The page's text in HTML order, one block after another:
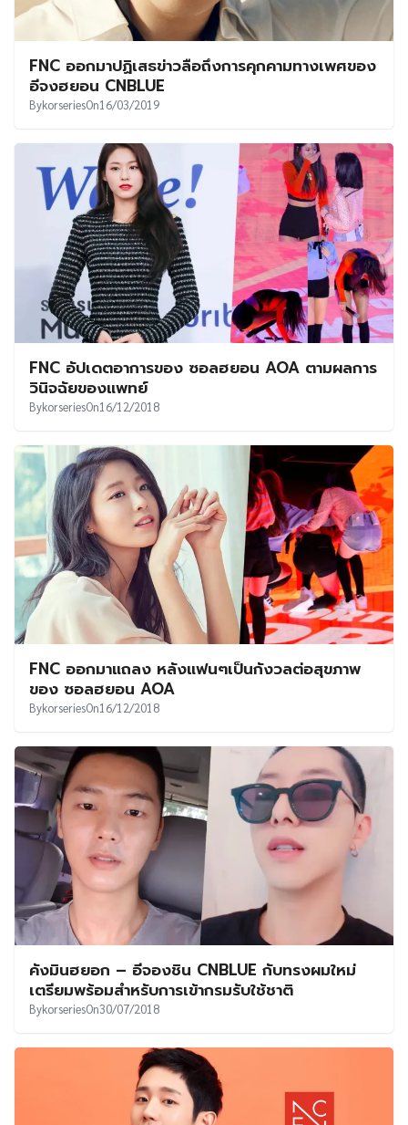
FNC ออกมาปฏิเสธข่าวลือถึงการคุกคามทางเพศของ
อีจงฮยอน CNBLUE
BykorseriesOn16/03/2019
FNC อัปเดตอาการของ ซอลฮยอน AOA ตามผลการ
วินิจฉัยของแพทย์
BykorseriesOn16/12/2018
FNC ออกมาแถลง หลังแฟนๆเป็นกังวลต่อสุขภาพ
ของ ซอลฮยอน AOA
BykorseriesOn16/12/2018
คังมินฮยอก – อีจองชิน CNBLUE กับทรงผมใหม่
เตรียมพร้อมสำหรับการเข้ากรมรับใช้ชาติ
BykorseriesOn30/07/2018